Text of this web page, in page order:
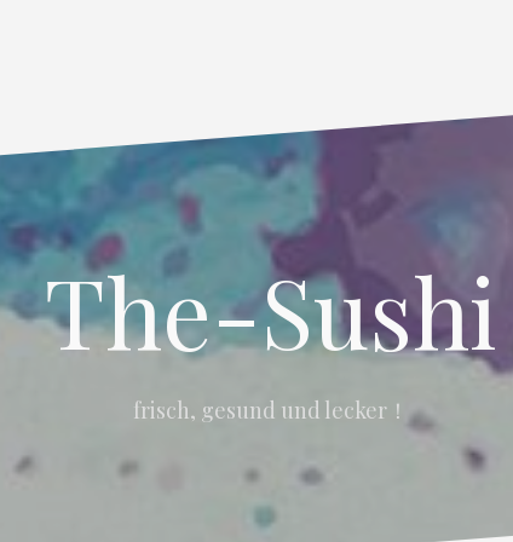
The-Sushi
frisch, gesund und lecker！